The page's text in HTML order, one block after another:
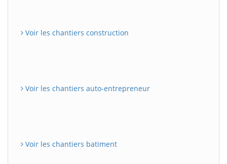
Voir les chantiers construction
Voir les chantiers auto-entrepreneur
Voir les chantiers batiment